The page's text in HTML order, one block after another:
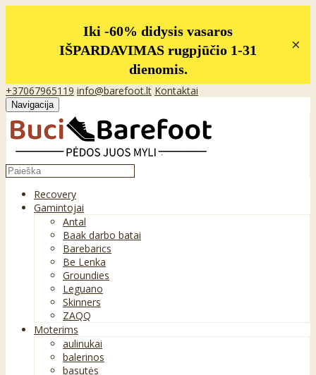
Iki -60% didysis vasaros
IŠPARDAVIMAS rugpjūčio 1-31
dienomis.
×
+37067965119 info@barefoot.lt Kontaktai
Navigacija
Recovery
Gamintojai
Antal
Baak darbo batai
Barebarics
Be Lenka
Groundies
Leguano
Skinners
ZAQQ
Moterims
aulinukai
balerinos
basutės